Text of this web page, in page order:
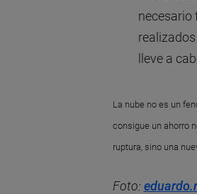
necesario
lleve a
La nube no es un
consigue un ahorro
ruptura, sino una
Foto: